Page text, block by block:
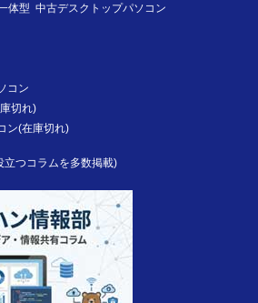
体型 中古デスクトップパソコン
コン
切れ)
ン(在庫切れ)
立つコラムを多数掲載)